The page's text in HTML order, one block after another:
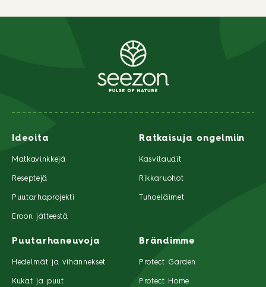
Ideoita
Matkavinkkejä
Reseptejä
Puutarhaprojekti
Eroon jätteestä
Ratkaisuja ongelmiin
Kasvitaudit
Rikkaruohot
Tuhoeläimet
Puutarhaneuvoja
Hedelmät ja vihannekset
Kukat ja puut
Brändimme
Protect Garden
Protect Home